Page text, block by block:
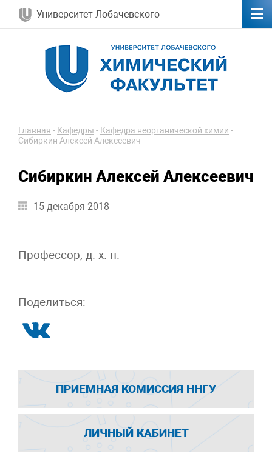
Университет Лобачевского
Главная - Кафедры - Кафедра неорганической химии -
Сибиркин Алексей Алексеевич
Сибиркин Алексей Алексеевич
15 декабря 2018
Профессор, д. х. н.
Поделиться:
ПРИЕМНАЯ КОМИССИЯ ННГУ
ЛИЧНЫЙ КАБИНЕТ